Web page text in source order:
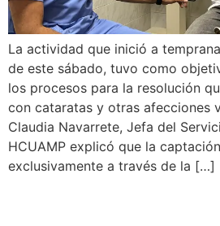
La actividad que inició a
de este sábado, tuvo como
los procesos para la resolución
con cataratas y otras afecciones
Claudia Navarrete, Jefa del
HCUAMP explicó que la
exclusivamente a través de la […]